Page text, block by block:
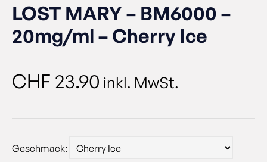
LOST MARY – BM6000 –
20mg/ml – Cherry Ice
CHF 23.90 inkl. MwSt.
Geschmack: